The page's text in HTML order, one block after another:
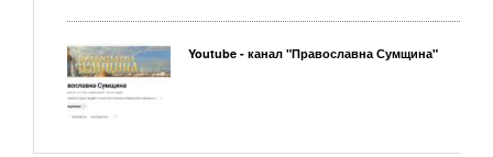
Youtube - канал "Православна Сумщина"